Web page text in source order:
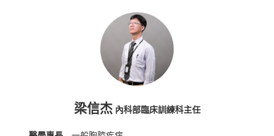
梁信杰 內科部臨床訓練科主任